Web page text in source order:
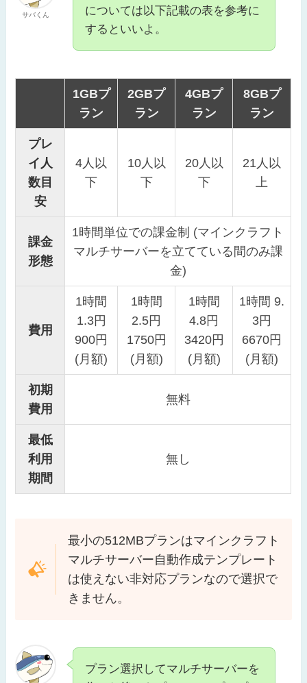
サバくん
については以下記載の表を参考に
するといいよ。
1GBプ
ラン
2GBプ
ラン
4GBプ
ラン
8GBプ
ラン
プレ
イ人
数目
安
4人以
下
10人以
下
20人以
下
21人以
上
課金
形態
1時間単位での課金制 (マインクラフト
マルチサーバーを立てている間のみ課
金)
費用
1時間
1.3円
900円
(月額)
1時間
2.5円
1750円
(月額)
1時間
4.8円
3420円
(月額)
1時間 9.
3円
6670円
(月額)
初期
費用
無料
最低
利用
期間
無し
最小の512MBプランはマインクラフト
マルチサーバー自動作成テンプレート
は使えない非対応プランなので選択で
きません。
プラン選択してマルチサーバーを